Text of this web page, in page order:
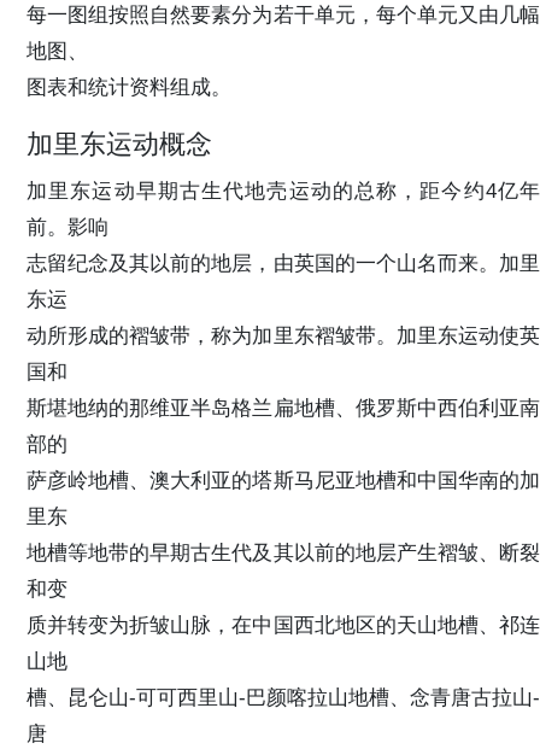
每一图组按照自然要素分为若干单元，每个单元又由几幅
地图、
图表和统计资料组成。
加里东运动概念
加里东运动早期古生代地壳运动的总称，距今约4亿年
前。影响
志留纪念及其以前的地层，由英国的一个山名而来。加里
东运
动所形成的褶皱带，称为加里东褶皱带。加里东运动使英
国和
斯堪地纳的那维亚半岛格兰扁地槽、俄罗斯中西伯利亚南
部的
萨彦岭地槽、澳大利亚的塔斯马尼亚地槽和中国华南的加
里东
地槽等地带的早期古生代及其以前的地层产生褶皱、断裂
和变
质并转变为折皱山脉，在中国西北地区的天山地槽、祁连
山地
槽、昆仑山-可可西里山-巴颜喀拉山地槽、念青唐古拉山-
唐